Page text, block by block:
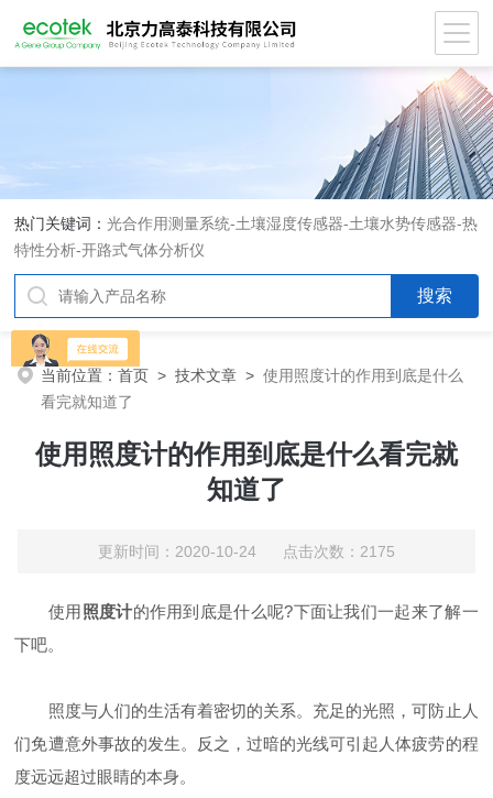
热门关键词：光合作用测量系统-土壤湿度传感器-土壤水势传感器-热
特性分析-开路式气体分析仪
当前位置：首页 >技术文章 >使用照度计的作用到底是什么
看完就知道了
使用照度计的作用到底是什么看完就
知道了
更新时间：2020-10-24 点击次数：2175
使用 照度计的作用到底是什么呢?下面让我们一起来了解一
下吧。
照度与人们的生活有着密切的关系。充足的光照，可防止人
们免遭意外事故的发生。反之，过暗的光线可引起人体疲劳的程
度远远超过眼睛的本身。